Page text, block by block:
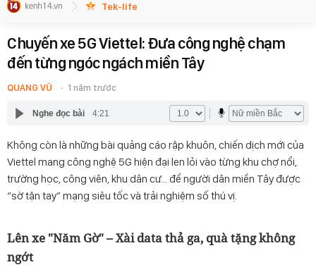
Tek-life
Chuyến xe 5G Viettel: Đưa công nghệ chạm
đến từng ngóc ngách miền Tây
QUANG VŨ 1 năm trước
Nghe đọc bài 4:21
Không còn là những bài quảng cáo rập khuôn, chiến dịch mới của
Viettel mang công nghệ 5G hiện đại len lỏi vào từng khu chợ nổi,
trường học, công viên, khu dân cư… để người dân miền Tây được
“sờ tận tay” mạng siêu tốc và trải nghiệm số thú vị.
Lên xe "Năm Gờ" – Xài data thả ga, quà tặng không
ngớt